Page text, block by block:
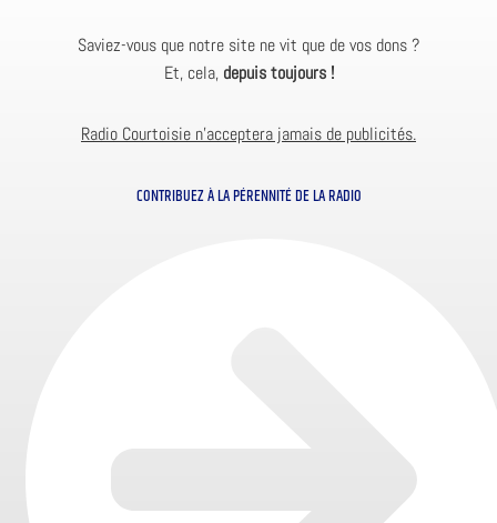
Saviez-vous que notre site ne vit que de vos dons ?
Et, cela, depuis toujours !
Radio Courtoisie n’acceptera jamais de publicités.
CONTRIBUEZ À LA PÉRENNITÉ DE LA RADIO